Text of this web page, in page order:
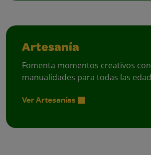
Artesanía
Fomenta momentos creativos con
manualidades para todas las
Ver Artesanías